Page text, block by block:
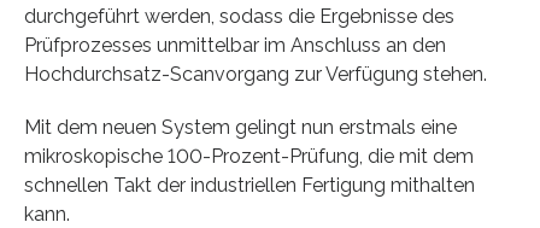
durchgeführt werden, sodass die Ergebnisse des
Prüfprozesses unmittelbar im Anschluss an den
Hochdurchsatz-Scanvorgang zur Verfügung stehen.
Mit dem neuen System gelingt nun erstmals eine
mikroskopische 100-Prozent-Prüfung, die mit dem
schnellen Takt der industriellen Fertigung mithalten
kann.